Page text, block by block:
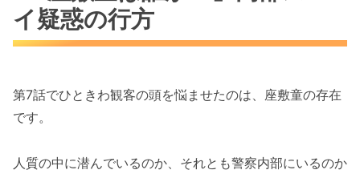
イ疑惑の行方
第7話でひときわ観客の頭を悩ませたのは、座敷童の存在
です。
人質の中に潜んでいるのか、それとも警察内部にいるのか